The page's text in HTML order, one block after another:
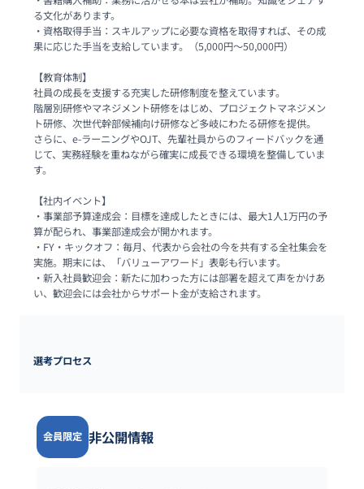
る⽂化があります。
・資格取得⼿当：スキルアップに必要な資格を取得すれば、その成
果に応じた⼿当を⽀給しています。（5,000円〜50,000円）
【教育体制】
社員の成⻑を⽀援する充実した研修制度を整えています。
階層別研修やマネジメント研修をはじめ、プロジェクトマネジメン
ト研修、次世代幹部候補向け研修など多岐にわたる研修を提供。
さらに、e-ラーニングやOJT、先輩社員からのフィードバックを通
じて、実務経験を重ねながら確実に成⻑できる環境を整備していま
す。
【社内イベント】
・事業部予算達成会：⽬標を達成したときには、最⼤1⼈1万円の予
算が配られ、事業部達成会が開かれます。
・FY‧キックオフ：毎⽉、代表から会社の今を共有する全社集会を
実施。期末には、「バリューアワード」表彰も⾏います。
・新⼊社員歓迎会：新たに加わった⽅には部署を超えて声をかけあ
い、歓迎会には会社からサポート⾦が⽀給されます。
選考プロセス
会員限定 非公開情報